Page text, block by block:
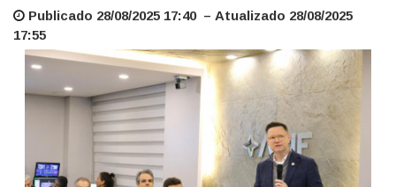
Publicado 28/08/2025 17:40 – Atualizado 28/08/2025
17:55